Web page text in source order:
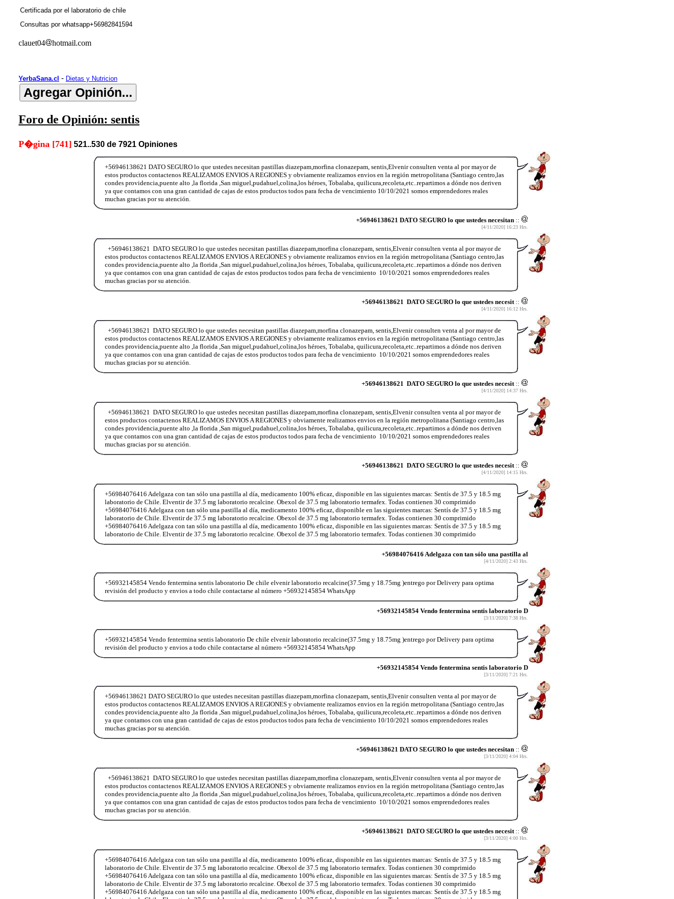
Certificada por el laboratorio de chile
Consultas por whatsapp+56982841594
clauet04 hotmail.com
YerbaSana.cl - Dietas y Nutricion
Foro de Opinión: sentis
P�gina [741] 521..530 de 7921 Opiniones
+56946138621 DATO SEGURO lo que ustedes necesitan pastillas diazepam,morfina clonazepam, sentis,Elvenir consulten venta al por mayor de
estos productos contactenos REALIZAMOS ENVIOS A REGIONES y obviamente realizamos envios en la región metropolitana (Santiago centro,las
condes providencia,puente alto ,la florida ,San miguel,pudahuel,colina,los héroes, Tobalaba, quilicura,recoleta,etc..repartimos a dónde nos deriven
ya que contamos con una gran cantidad de cajas de estos productos todos para fecha de vencimiento 10/10/2021 somos emprendedores reales
muchas gracias por su atención.
+56946138621 DATO SEGURO lo que ustedes necesitan::
[4/11/2020] 16:23 Hrs.
+56946138621 DATO SEGURO lo que ustedes necesitan pastillas diazepam,morfina clonazepam, sentis,Elvenir consulten venta al por mayor de
estos productos contactenos REALIZAMOS ENVIOS A REGIONES y obviamente realizamos envios en la región metropolitana (Santiago centro,las
condes providencia,puente alto ,la florida ,San miguel,pudahuel,colina,los héroes, Tobalaba, quilicura,recoleta,etc..repartimos a dónde nos deriven
ya que contamos con una gran cantidad de cajas de estos productos todos para fecha de vencimiento 10/10/2021 somos emprendedores reales
muchas gracias por su atención.
+56946138621 DATO SEGURO lo que ustedes necesit::
[4/11/2020] 16:12 Hrs.
+56946138621 DATO SEGURO lo que ustedes necesitan pastillas diazepam,morfina clonazepam, sentis,Elvenir consulten venta al por mayor de
estos productos contactenos REALIZAMOS ENVIOS A REGIONES y obviamente realizamos envios en la región metropolitana (Santiago centro,las
condes providencia,puente alto ,la florida ,San miguel,pudahuel,colina,los héroes, Tobalaba, quilicura,recoleta,etc..repartimos a dónde nos deriven
ya que contamos con una gran cantidad de cajas de estos productos todos para fecha de vencimiento 10/10/2021 somos emprendedores reales
muchas gracias por su atención.
+56946138621 DATO SEGURO lo que ustedes necesit::
[4/11/2020] 14:37 Hrs.
+56946138621 DATO SEGURO lo que ustedes necesitan pastillas diazepam,morfina clonazepam, sentis,Elvenir consulten venta al por mayor de
estos productos contactenos REALIZAMOS ENVIOS A REGIONES y obviamente realizamos envios en la región metropolitana (Santiago centro,las
condes providencia,puente alto ,la florida ,San miguel,pudahuel,colina,los héroes, Tobalaba, quilicura,recoleta,etc..repartimos a dónde nos deriven
ya que contamos con una gran cantidad de cajas de estos productos todos para fecha de vencimiento 10/10/2021 somos emprendedores reales
muchas gracias por su atención.
+56946138621 DATO SEGURO lo que ustedes necesit::
[4/11/2020] 14:15 Hrs.
+56984076416 Adelgaza con tan sólo una pastilla al día, medicamento 100% eficaz, disponible en las siguientes marcas: Sentís de 37.5 y 18.5 mg
laboratorio de Chile. Elventir de 37.5 mg laboratorio recalcine. Obexol de 37.5 mg laboratorio termafex. Todas contienen 30 comprimido
+56984076416 Adelgaza con tan sólo una pastilla al día, medicamento 100% eficaz, disponible en las siguientes marcas: Sentís de 37.5 y 18.5 mg
laboratorio de Chile. Elventir de 37.5 mg laboratorio recalcine. Obexol de 37.5 mg laboratorio termafex. Todas contienen 30 comprimido
+56984076416 Adelgaza con tan sólo una pastilla al día, medicamento 100% eficaz, disponible en las siguientes marcas: Sentís de 37.5 y 18.5 mg
laboratorio de Chile. Elventir de 37.5 mg laboratorio recalcine. Obexol de 37.5 mg laboratorio termafex. Todas contienen 30 comprimido
+56984076416 Adelgaza con tan sólo una pastilla al
[4/11/2020] 2:43 Hrs.
+56932145854 Vendo fentermina sentis laboratorio De chile elvenir laboratorio recalcine(37.5mg y 18.75mg )entrego por Delivery para optima
revisión del producto y envios a todo chile contactarse al número +56932145854 WhatsApp
+56932145854 Vendo fentermina sentis laboratorio D
[3/11/2020] 7:38 Hrs.
+56932145854 Vendo fentermina sentis laboratorio De chile elvenir laboratorio recalcine(37.5mg y 18.75mg )entrego por Delivery para optima
revisión del producto y envios a todo chile contactarse al número +56932145854 WhatsApp
+56932145854 Vendo fentermina sentis laboratorio D
[3/11/2020] 7:21 Hrs.
+56946138621 DATO SEGURO lo que ustedes necesitan pastillas diazepam,morfina clonazepam, sentis,Elvenir consulten venta al por mayor de
estos productos contactenos REALIZAMOS ENVIOS A REGIONES y obviamente realizamos envios en la región metropolitana (Santiago centro,las
condes providencia,puente alto ,la florida ,San miguel,pudahuel,colina,los héroes, Tobalaba, quilicura,recoleta,etc..repartimos a dónde nos deriven
ya que contamos con una gran cantidad de cajas de estos productos todos para fecha de vencimiento 10/10/2021 somos emprendedores reales
muchas gracias por su atención.
+56946138621 DATO SEGURO lo que ustedes necesitan::
[3/11/2020] 4:04 Hrs.
+56946138621 DATO SEGURO lo que ustedes necesitan pastillas diazepam,morfina clonazepam, sentis,Elvenir consulten venta al por mayor de
estos productos contactenos REALIZAMOS ENVIOS A REGIONES y obviamente realizamos envios en la región metropolitana (Santiago centro,las
condes providencia,puente alto ,la florida ,San miguel,pudahuel,colina,los héroes, Tobalaba, quilicura,recoleta,etc..repartimos a dónde nos deriven
ya que contamos con una gran cantidad de cajas de estos productos todos para fecha de vencimiento 10/10/2021 somos emprendedores reales
muchas gracias por su atención.
+56946138621 DATO SEGURO lo que ustedes necesit::
[3/11/2020] 4:00 Hrs.
+56984076416 Adelgaza con tan sólo una pastilla al día, medicamento 100% eficaz, disponible en las siguientes marcas: Sentís de 37.5 y 18.5 mg
laboratorio de Chile. Elventir de 37.5 mg laboratorio recalcine. Obexol de 37.5 mg laboratorio termafex. Todas contienen 30 comprimido
+56984076416 Adelgaza con tan sólo una pastilla al día, medicamento 100% eficaz, disponible en las siguientes marcas: Sentís de 37.5 y 18.5 mg
laboratorio de Chile. Elventir de 37.5 mg laboratorio recalcine. Obexol de 37.5 mg laboratorio termafex. Todas contienen 30 comprimido
+56984076416 Adelgaza con tan sólo una pastilla al día, medicamento 100% eficaz, disponible en las siguientes marcas: Sentís de 37.5 y 18.5 mg